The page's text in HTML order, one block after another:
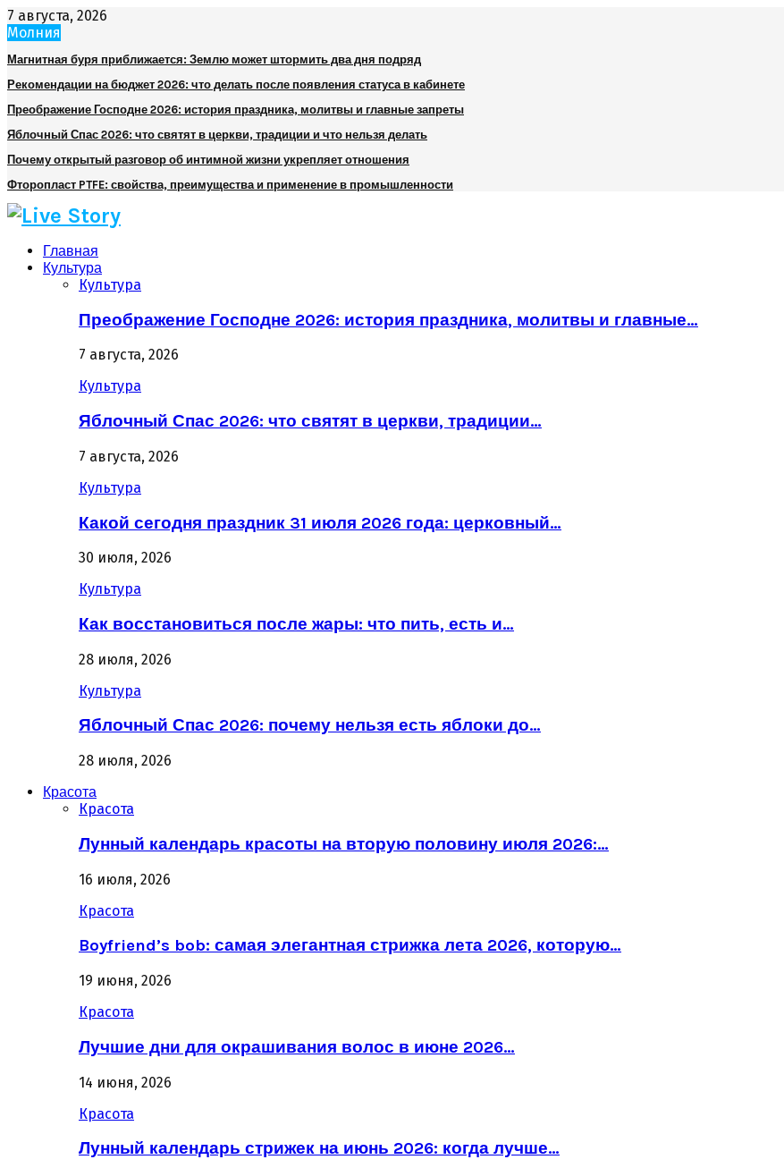
7 августа, 2026
Молния
Магнитная буря приближается: Землю может штормить два дня подряд
Рекомендации на бюджет 2026: что делать после появления статуса в кабинете
Преображение Господне 2026: история праздника, молитвы и главные запреты
Яблочный Спас 2026: что святят в церкви, традиции и что нельзя делать
Почему открытый разговор об интимной жизни укрепляет отношения
Фторопласт PTFE: свойства, преимущества и применение в промышленности
Главная
Культура
Культура
Преображение Господне 2026: история праздника, молитвы и главные…
7 августа, 2026
Культура
Яблочный Спас 2026: что святят в церкви, традиции…
7 августа, 2026
Культура
Какой сегодня праздник 31 июля 2026 года: церковный…
30 июля, 2026
Культура
Как восстановиться после жары: что пить, есть и…
28 июля, 2026
Культура
Яблочный Спас 2026: почему нельзя есть яблоки до…
28 июля, 2026
Красота
Красота
Лунный календарь красоты на вторую половину июля 2026:…
16 июля, 2026
Красота
Boyfriend’s bob: самая элегантная стрижка лета 2026, которую…
19 июня, 2026
Красота
Лучшие дни для окрашивания волос в июне 2026…
14 июня, 2026
Красота
Лунный календарь стрижек на июнь 2026: когда лучше…